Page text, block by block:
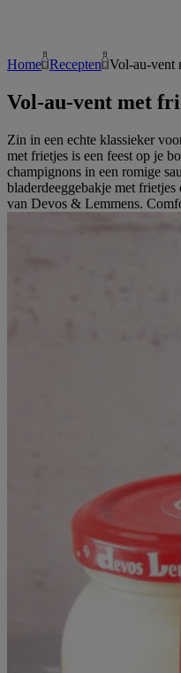
Home Recepten Vol-au-vent
Vol-au-vent met
Zin in een echte klassieker
met frietjes is een feest op je
champignons in een romige
bladerdeeggebakje met
van Devos & Lemmens.